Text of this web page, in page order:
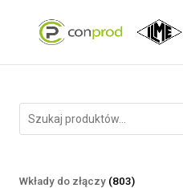
Wkłady do złączy 803803